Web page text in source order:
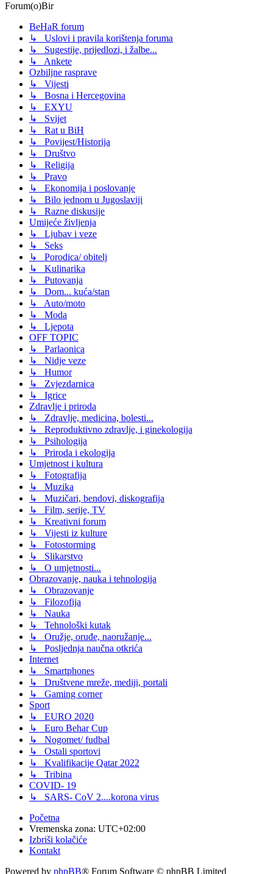
Forum(o)Bir
BeHaR forum
↳ Uslovi i pravila korištenja foruma
↳ Sugestije, prijedlozi, i žalbe...
↳ Ankete
Ozbiljne rasprave
↳ Vijesti
↳ Bosna i Hercegovina
↳ EXYU
↳ Svijet
↳ Rat u BiH
↳ Povijest/Historija
↳ Društvo
↳ Religija
↳ Pravo
↳ Ekonomija i poslovanje
↳ Bilo jednom u Jugoslaviji
↳ Razne diskusije
Umijeće življenja
↳ Ljubav i veze
↳ Seks
↳ Porodica/ obitelj
↳ Kulinarika
↳ Putovanja
↳ Dom... kuća/stan
↳ Auto/moto
↳ Moda
↳ Ljepota
OFF TOPIC
↳ Parlaonica
↳ Nidje veze
↳ Humor
↳ Zvjezdarnica
↳ Igrice
Zdravlje i priroda
↳ Zdravlje, medicina, bolesti...
↳ Reproduktivno zdravlje, i ginekologija
↳ Psihologija
↳ Priroda i ekologija
Umjetnost i kultura
↳ Fotografija
↳ Muzika
↳ Muzičari, bendovi, diskografija
↳ Film, serije, TV
↳ Kreativni forum
↳ Vijesti iz kulture
↳ Fotostorming
↳ Slikarstvo
↳ O umjetnosti...
Obrazovanje, nauka i tehnologija
↳ Obrazovanje
↳ Filozofija
↳ Nauka
↳ Tehnološki kutak
↳ Oružje, oruđe, naoružanje...
↳ Posljednja naučna otkrića
Internet
↳ Smartphones
↳ Društvene mreže, mediji, portali
↳ Gaming corner
Sport
↳ EURO 2020
↳ Euro Behar Cup
↳ Nogomet/ fudbal
↳ Ostali sportovi
↳ Kvalifikacije Qatar 2022
↳ Tribina
COVID- 19
↳ SARS- CoV 2....korona virus
Početna
Vremenska zona: UTC+02:00
Izbriši kolačiće
Kontakt
Powered by phpBB® Forum Software © phpBB Limited